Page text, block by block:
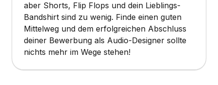
aber Shorts, Flip Flops und dein Lieblings-
Bandshirt sind zu wenig. Finde einen guten
Mittelweg und dem erfolgreichen Abschluss
deiner Bewerbung als Audio-Designer sollte
nichts mehr im Wege stehen!